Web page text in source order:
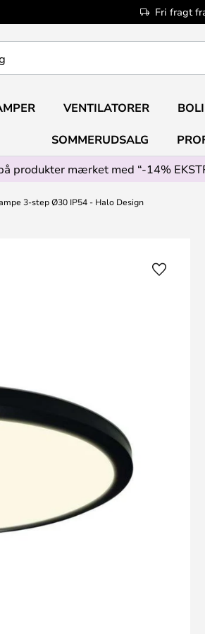
Fri fragt
VENTILATORER
SOMMERUDSALG
produkter mærket med “-14%
3-step Ø30 IP54 - Halo Design